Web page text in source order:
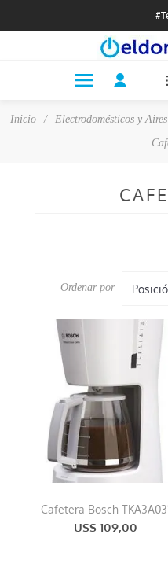
Inicio / Electrodomésticos y
Ordenar por
Cafetera Bosch
U$S 109,00